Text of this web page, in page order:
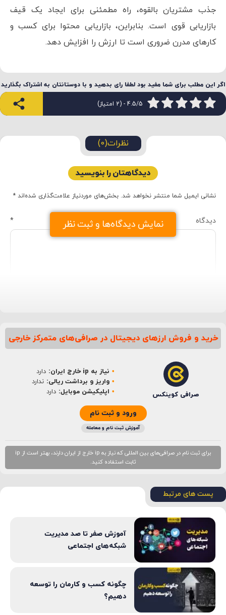
جذب مشتریان بالقوه، راه مطمئنی برای ایجاد یک قیف
بازاریابی قوی است. بنابراین، بازاریابی محتوا برای کسب و
کارهای مدرن ضروری است تا ارزش را افزایش دهد.
اگر این مطلب برای شما مفید بود لطفا رای بدهید و با دوستانتان به اشتراک بگذارید
4.5/5 - (2 امتیاز)
نمایش دیدگاه‌ها و ثبت نظر
نظرات(0)
دیدگاهتان را بنویسید
نشانی ایمیل شما منتشر نخواهد شد. بخش‌های موردنیاز علامت‌گذاری شده‌اند *
دیدگاه *
نام*
خرید و فروش ارزهای دیجیتال در صرافی‌های متمرکز خارجی
صرافی کوینکس
نیاز به ip خارج ایران:
دارد
واریز و برداشت ریالی: ندارد
اپلیکیشن موبایل: دارد
ورود و ثبت نام
آموزش ثبت نام و معامله
برای ثبت نام در صرافی‌های بین المللی که نیاز به ip خارج از ایران دارند، بهتر است از ip
ثابت استفاده کنید.
پست های مرتبط
آموزش صفر تا صد مدیریت
شبکه‌های اجتماعی
چگونه کسب و کارمان را توسعه
دهیم؟